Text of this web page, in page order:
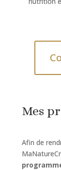
Mes
Afin de